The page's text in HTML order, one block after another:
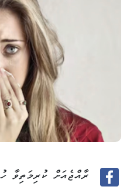
ރާއްޖެއަށް ކުރިމަތިވާ